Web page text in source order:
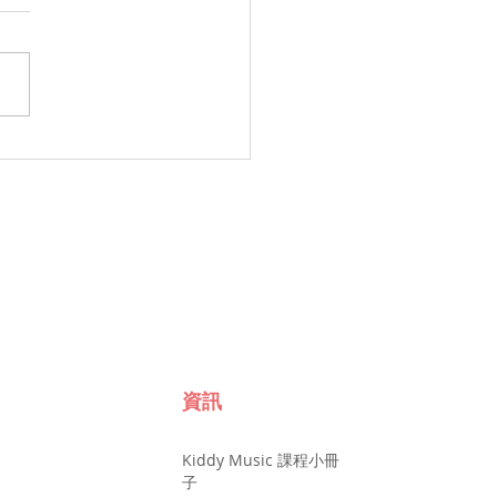
資訊
Kiddy Music 課程小冊
子